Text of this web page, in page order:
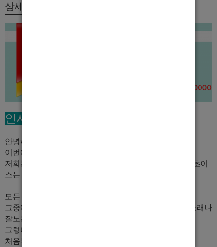
상세모집내용
인사말
안녕하세요.
이번에 선수및 실장을 하고 있습니다.
저희는 가게상주 및 외부콜도 운영을 하고 있어, 하루에 초이
스는 충분히 많이 볼수 잇습니다.
모든 사람이
그중에 돈을 벌어가는 사람은 외모가 잘생겻거나 아님 노래나
잘노는 친구들이 돈을 법니다.
그렇다고 너무 걱정할필요없습니다.
처음부터 누가 잘합니까..